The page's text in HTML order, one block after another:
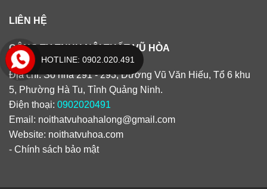
LIÊN HỆ
CÔNG TY TNHH NỘI THẤT VŨ HÒA
Địa chỉ: Số nhà 291 - 293, Đường Vũ Văn Hiếu, Tổ 6 khu
5, Phường Hà Tu, Tỉnh Quảng Ninh.
Điện thoại: 0902020491
Email: noithatvuhoahalong@gmail.com
Website: noithatvuhoa.com
- Chính sách bảo mật
HOTLINE: 0902.020.491